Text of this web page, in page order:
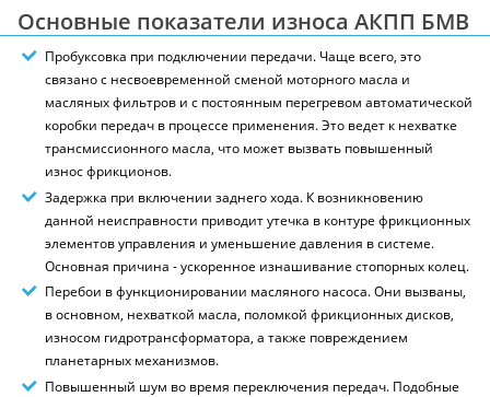
Основные показатели износа АКПП БМВ
Пробуксовка при подключении передачи. Чаще всего, это
связано с несвоевременной сменой моторного масла и
масляных фильтров и с постоянным перегревом автоматической
коробки передач в процессе применения. Это ведет к нехватке
трансмиссионного масла, что может вызвать повышенный
износ фрикционов.
Задержка при включении заднего хода. К возникновению
данной неисправности приводит утечка в контуре фрикционных
элементов управления и уменьшение давления в системе.
Основная причина - ускоренное изнашивание стопорных колец.
Перебои в функционировании масляного насоса. Они вызваны,
в основном, нехваткой масла, поломкой фрикционных дисков,
износом гидротрансформатора, а также повреждением
планетарных механизмов.
Повышенный шум во время переключения передач. Подобные